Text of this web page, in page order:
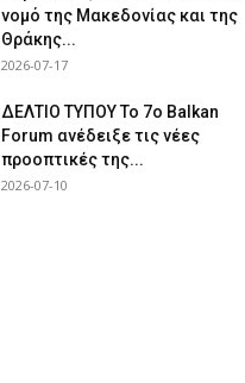
νομό της Μακεδονίας και της
Θράκης...
2026-07-17
ΔΕΛΤΙΟ ΤΥΠΟΥ Το 7ο Balkan
Forum ανέδειξε τις νέες
προοπτικές της...
2026-07-10